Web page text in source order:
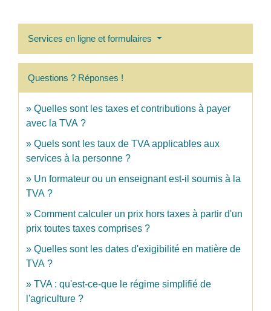
Services en ligne et formulaires
Questions ? Réponses !
Quelles sont les taxes et contributions à payer
avec la TVA ?
Quels sont les taux de TVA applicables aux
services à la personne ?
Un formateur ou un enseignant est-il soumis à la
TVA ?
Comment calculer un prix hors taxes à partir d'un
prix toutes taxes comprises ?
Quelles sont les dates d'exigibilité en matière de
TVA ?
TVA : qu'est-ce-que le régime simplifié de
l'agriculture ?